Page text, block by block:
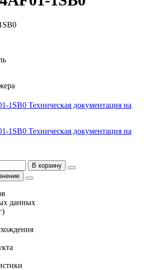
1SB0 Техническая документация на
1SB0 Техническая документация на
В корзину
данных